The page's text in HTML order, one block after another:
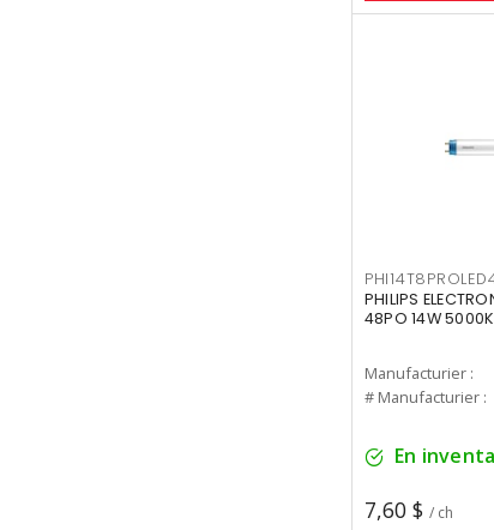
PHILIPS
48PO 14W
Manufacturier :
# Manufacturier :
En
7,60 $ / ch